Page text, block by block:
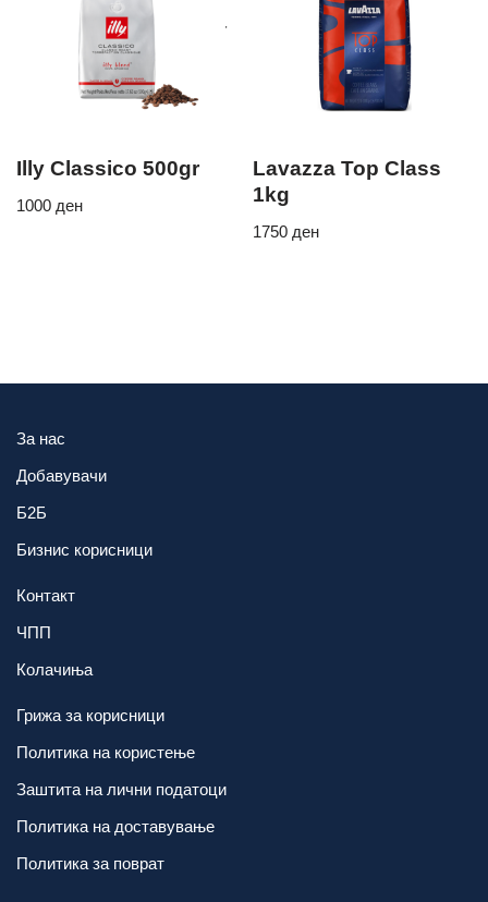
Illy Classico 500gr
1000 ден
Lavazza Top Class
1kg
1750 ден
За нас
Добавувачи
Б2Б
Бизнис корисници
Контакт
ЧПП
Колачиња
Грижа за корисници
Политика на користење
Заштита на лични податоци
Политика на доставување
Политика за поврат